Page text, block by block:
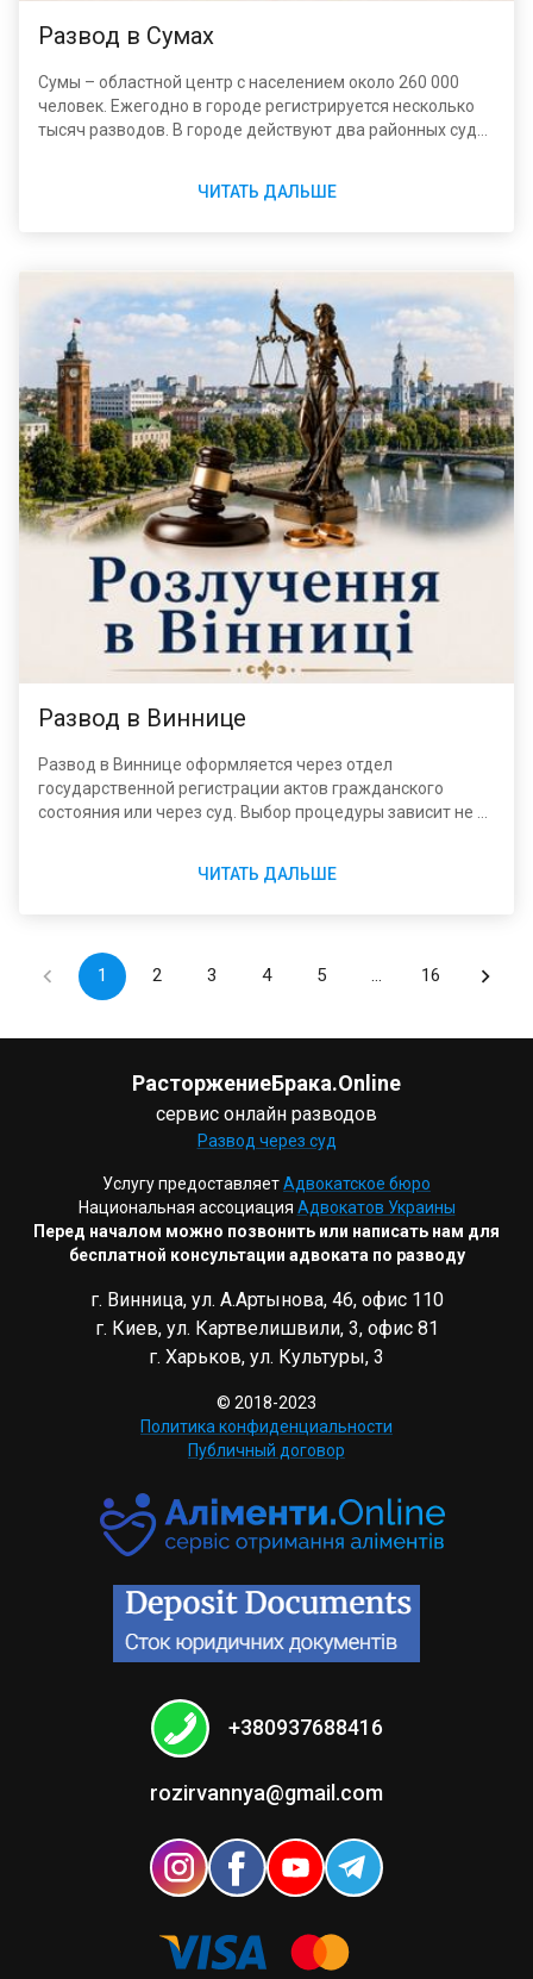
Развод в Сумах
Сумы – областной центр с населением около 260 000
человек. Ежегодно в городе регистрируется несколько
тысяч разводов. В городе действуют два районных суда
ЧИТАТЬ ДАЛЬШЕ
Развод в Виннице
Развод в Виннице оформляется через отдел
государственной регистрации актов гражданского
состояния или через суд. Выбор процедуры зависит не от
у супругов общих несовершеннолетних детей и согласия
ЧИТАТЬ ДАЛЬШЕ
1 2 3 4 5 … 16
РасторжениеБрака.Online
сервис онлайн разводов
Развод через суд
Услугу предоставляетАдвокатское бюро
Национальная ассоциация Адвокатов Украины
Перед началом можно позвонить или написать нам для
бесплатной консультации адвоката по разводу
г. Винница, ул. А.Артынова, 46, офис 110
г. Киев, ул. Картвелишвили, 3, офис 81
г. Харьков, ул. Культуры, 3
© 2018-2023
Политика конфиденциальности
Публичный договор
+380937688416
rozirvannya@gmail.com